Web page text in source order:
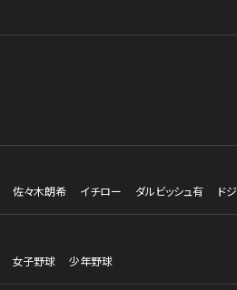
佐々木朗希 イチロー ダルビッシュ有 ド
女子野球 少年野球